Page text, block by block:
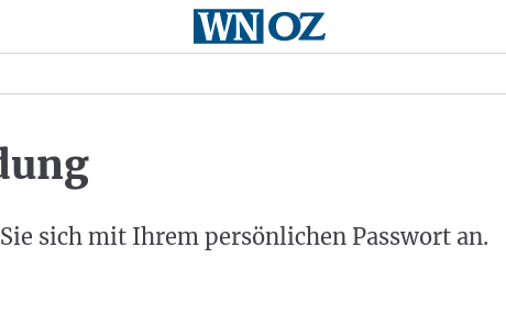
sich mit Ihrem persönlichen Passwort an.